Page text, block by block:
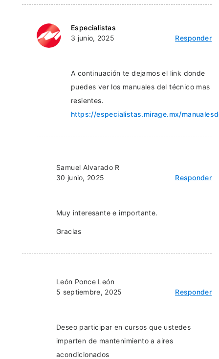
Especialistas
3 junio, 2025
Responder
A continuación te dejamos el link donde
puedes ver los manuales del técnico mas
resientes.
https://especialistas.mirage.mx/
Samuel Alvarado R
30 junio, 2025
Responder
Muy interesante e importante.
Gracias
León Ponce León
5 septiembre, 2025
Responder
Deseo participar en cursos que ustedes
imparten de mantenimiento a aires
acondicionados